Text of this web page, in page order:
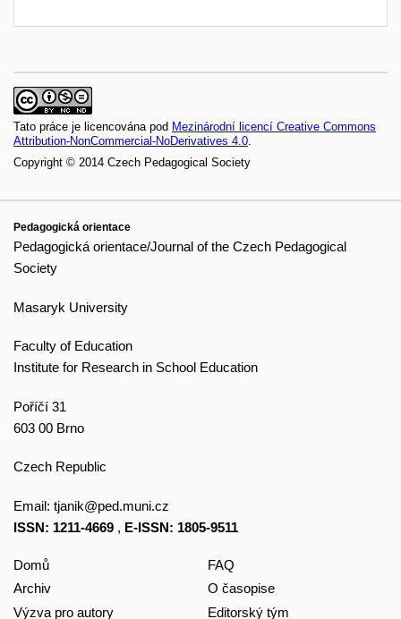
Tato práce je licencována pod Mezinárodní licencí Creative Commons
Attribution-NonCommercial-NoDerivatives 4.0.
Copyright © 2014 Czech Pedagogical Society
Pedagogická orientace
Pedagogická orientace/Journal of the Czech Pedagogical
Society
Masaryk University
Faculty of Education
Institute for Research in School Education
Poříčí 31
603 00 Brno
Czech Republic
Email: tjanik@ped.muni.cz
ISSN: 1211-4669 , E-ISSN: 1805-9511
Domů
Archiv
Výzva pro autory
FAQ
O časopise
Editorský tým